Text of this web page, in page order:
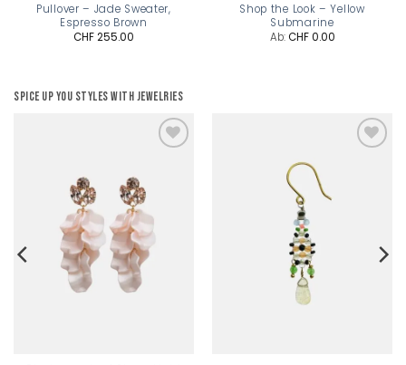
Pullover – Jade Sweater,
Espresso Brown
CHF255.00
Shop the Look – Yellow
Submarine
Ab:CHF0.00
Spice up you styles with jewelries